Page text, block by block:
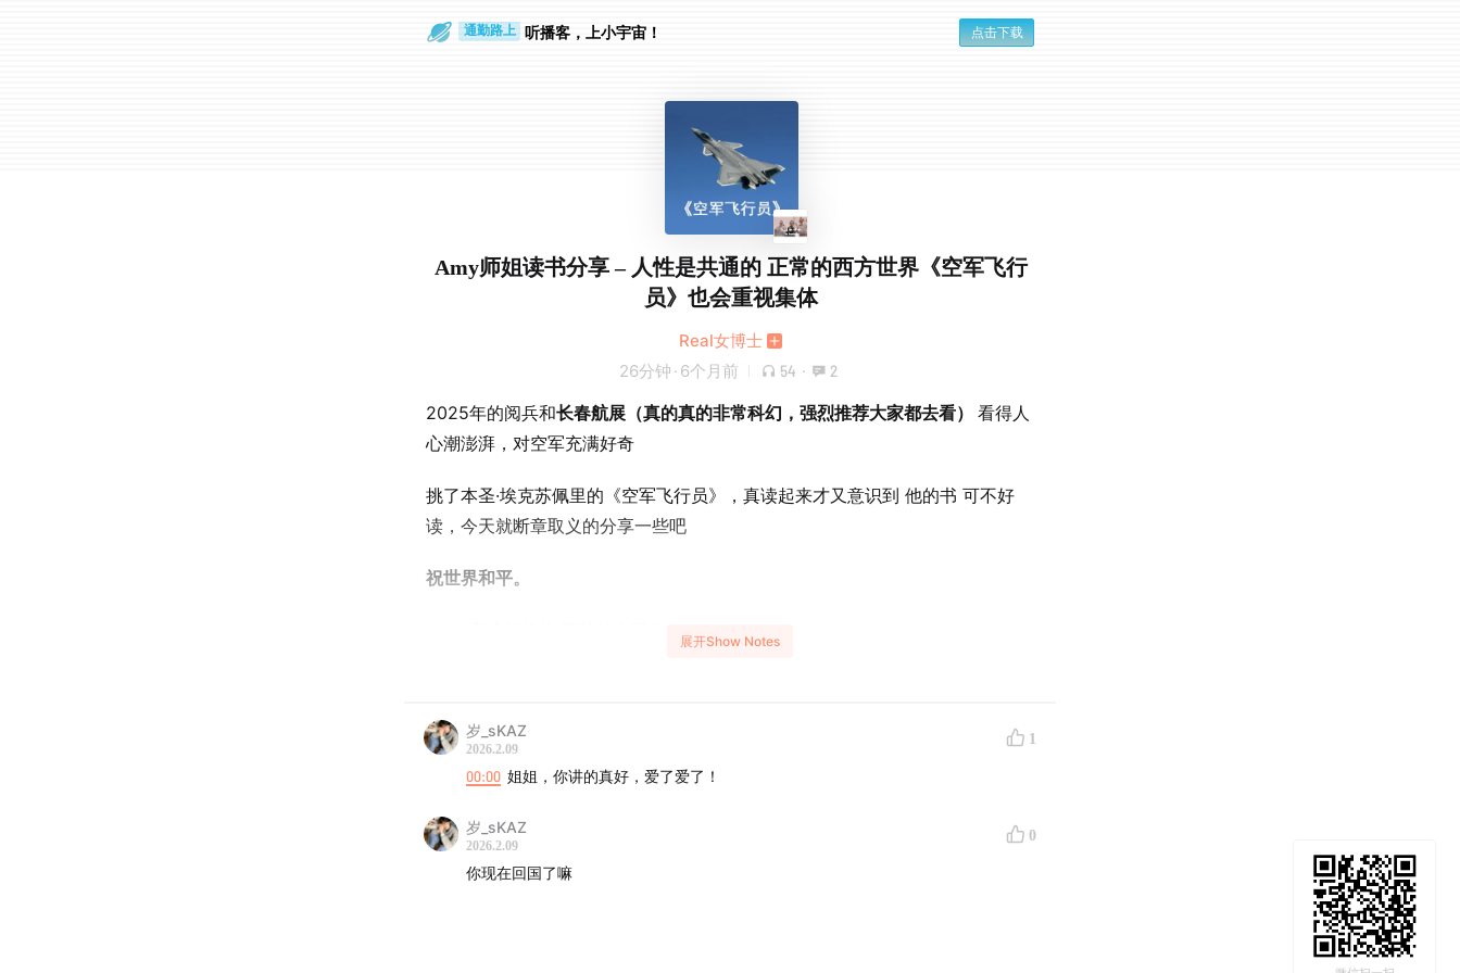
通勤路上 听播客，上小宇宙！ 点击下载
Amy师姐读书分享 – 人性是共通的 正常的西方世界《空军飞行
员》也会重视集体
Real女博士
26分钟 · 6个月前 54 · 2
2025年的阅兵和长春航展（真的真的非常科幻，强烈推荐大家都去看） 看得人
心潮澎湃，对空军充满好奇
挑了本圣·埃克苏佩里的《空军飞行员》，真读起来才又意识到 他的书 可不好
读，今天就断章取义的分享一些吧
祝世界和平。
04:52 和平 – 它可以非常的平凡，但它内核无比珍贵
什么是胜利 – 无关目标的宏大和渺小，是全身心投入的精神？
10:25 正常的西方世界 也会看重集体，成为集体的一员，以它为傲 不诋毁它，
愿意为它“牺牲”，而不是用算数来计较得失。所以 大家不要被他们所谓的“个人
展开Show Notes
岁_sKAZ
2026.2.09
1
00:00 姐姐，你讲的真好，爱了爱了！
岁_sKAZ
2026.2.09
0
你现在回国了嘛